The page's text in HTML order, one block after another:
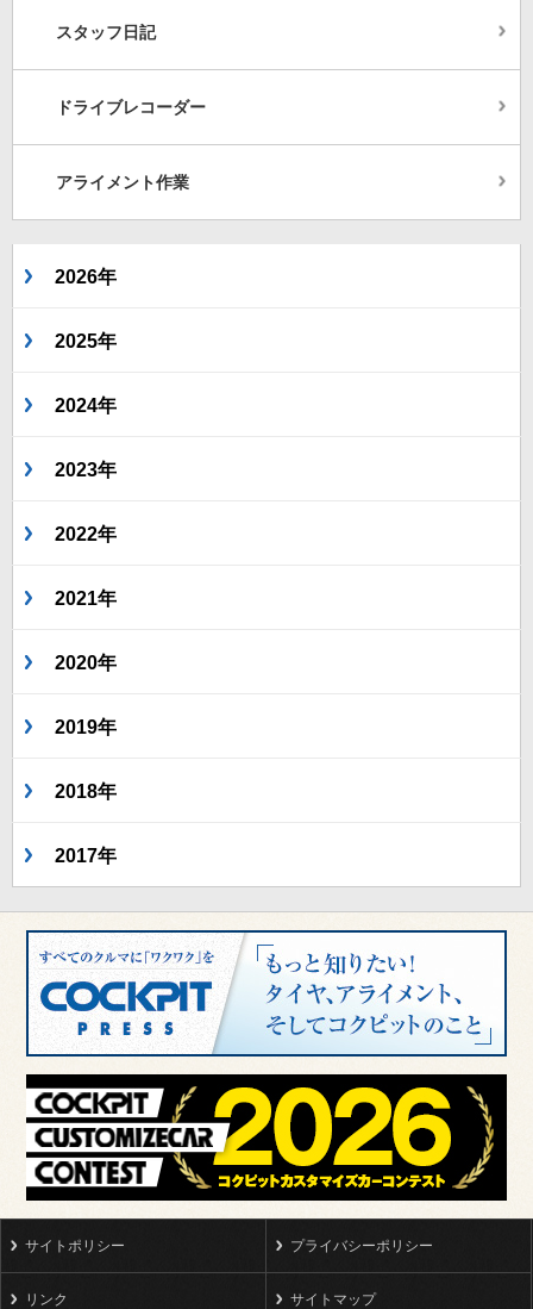
スタッフ日記
ドライブレコーダー
アライメント作業
2026年
2025年
2024年
2023年
2022年
2021年
2020年
2019年
2018年
2017年
サイトポリシー プライバシーポリシー
リンク サイトマップ